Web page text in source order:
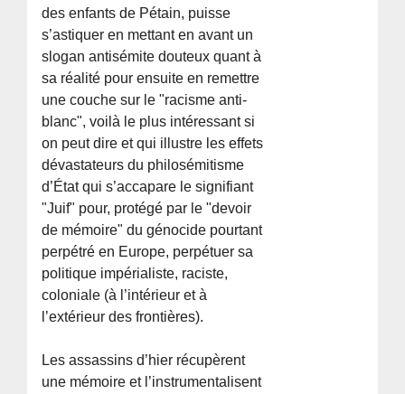
des enfants de Pétain, puisse
s’astiquer en mettant en avant un
slogan antisémite douteux quant à
sa réalité pour ensuite en remettre
une couche sur le "racisme anti-
blanc", voilà le plus intéressant si
on peut dire et qui illustre les effets
dévastateurs du philosémitisme
d’État qui s’accapare le signifiant
"Juif" pour, protégé par le "devoir
de mémoire" du génocide pourtant
perpétré en Europe, perpétuer sa
politique impérialiste, raciste,
coloniale (à l’intérieur et à
l’extérieur des frontières).
Les assassins d’hier récupèrent
une mémoire et l’instrumentalisent